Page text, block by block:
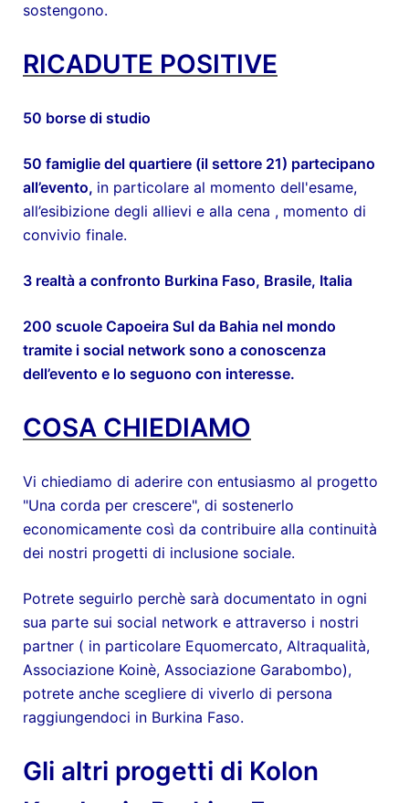
sostengono.
RICADUTE POSITIVE
50 borse di studio
50 famiglie del quartiere (il settore 21) partecipano
all’evento, in particolare al momento dell'esame,
all’esibizione degli allievi e alla cena , momento di
convivio finale.
3 realtà a confronto Burkina Faso, Brasile, Italia
200 scuole Capoeira Sul da Bahia nel mondo
tramite i social network sono a conoscenza
dell’evento e lo seguono con interesse.
COSA CHIEDIAMO
Vi chiediamo di aderire con entusiasmo al progetto
"Una corda per crescere", di sostenerlo
economicamente così da contribuire alla continuità
dei nostri progetti di inclusione sociale.
Potrete seguirlo perchè sarà documentato in ogni
sua parte sui social network e attraverso i nostri
partner ( in particolare Equomercato, Altraqualità,
Associazione Koinè, Associazione Garabombo),
potrete anche scegliere di viverlo di persona
raggiungendoci in Burkina Faso.
Gli altri progetti di Kolon